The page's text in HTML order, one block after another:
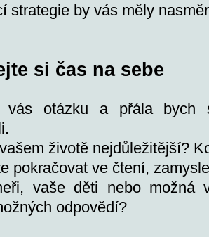
strategie by vás měly
si čas na sebe
vás otázku a přála bych
životě nejdůležitější?
pokračovat ve čtení,
vaše děti nebo možná
odpovědí?